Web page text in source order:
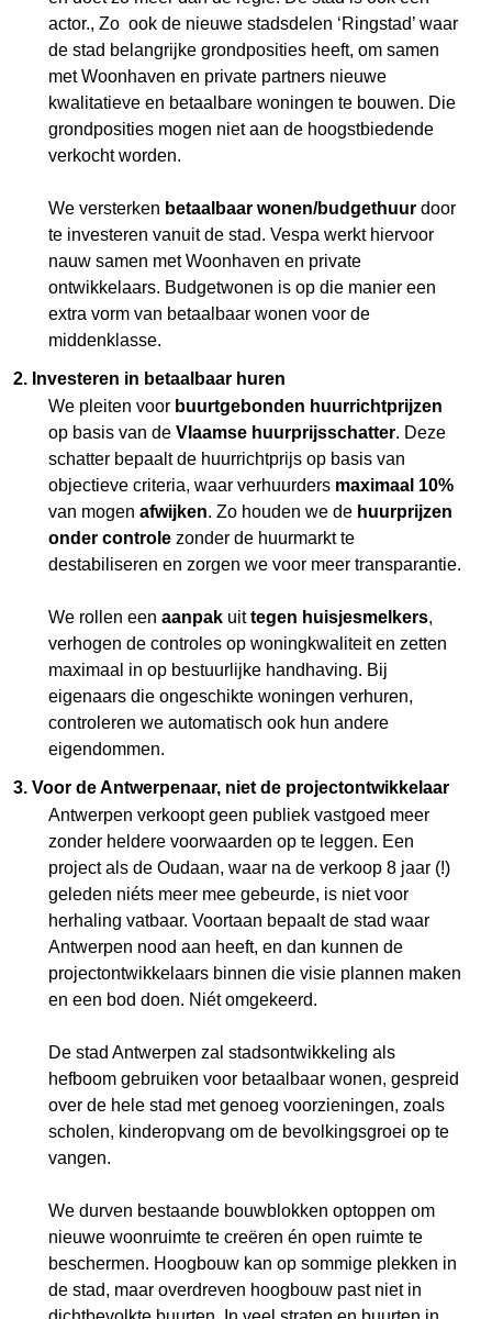
actor., Zo ook de nieuwe stadsdelen ‘Ringstad’ waar
de stad belangrijke grondposities heeft, om samen
met Woonhaven en private partners nieuwe
kwalitatieve en betaalbare woningen te bouwen. Die
grondposities mogen niet aan de hoogstbiedende
verkocht worden.
We versterken betaalbaar wonen/budgethuur door
te investeren vanuit de stad. Vespa werkt hiervoor
nauw samen met Woonhaven en private
ontwikkelaars. Budgetwonen is op die manier een
extra vorm van betaalbaar wonen voor de
middenklasse.
2. Investeren in betaalbaar huren
We pleiten voor buurtgebonden huurrichtprijzen
op basis van de Vlaamse huurprijsschatter. Deze
schatter bepaalt de huurrichtprijs op basis van
objectieve criteria, waar verhuurders maximaal 10%
van mogen afwijken. Zo houden we de huurprijzen
onder controle zonder de huurmarkt te
destabiliseren en zorgen we voor meer transparantie.
We rollen een aanpak uittegen huisjesmelkers,
verhogen de controles op woningkwaliteit en zetten
maximaal in op bestuurlijke handhaving. Bij
eigenaars die ongeschikte woningen verhuren,
controleren we automatisch ook hun andere
eigendommen.
3. Voor de Antwerpenaar, niet de projectontwikkelaar
Antwerpen verkoopt geen publiek vastgoed meer
zonder heldere voorwaarden op te leggen. Een
project als de Oudaan, waar na de verkoop 8 jaar (!)
geleden niéts meer mee gebeurde, is niet voor
herhaling vatbaar. Voortaan bepaalt de stad waar
Antwerpen nood aan heeft, en dan kunnen de
projectontwikkelaars binnen die visie plannen maken
en een bod doen. Niét omgekeerd.
De stad Antwerpen zal stadsontwikkeling als
hefboom gebruiken voor betaalbaar wonen, gespreid
over de hele stad met genoeg voorzieningen, zoals
scholen, kinderopvang om de bevolkingsgroei op te
vangen.
We durven bestaande bouwblokken optoppen om
nieuwe woonruimte te creëren én open ruimte te
beschermen. Hoogbouw kan op sommige plekken in
de stad, maar overdreven hoogbouw past niet in